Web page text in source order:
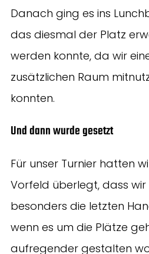
Danach ging es ins
das diesmal der Platz
werden konnte, da wir
zusätzlichen Raum
konnten.
Und dann wurde gesetzt
Für unser Turnier hatten
Vorfeld überlegt, dass wir
besonders die letzten
wenn es um die Plätze
aufregender gestalten